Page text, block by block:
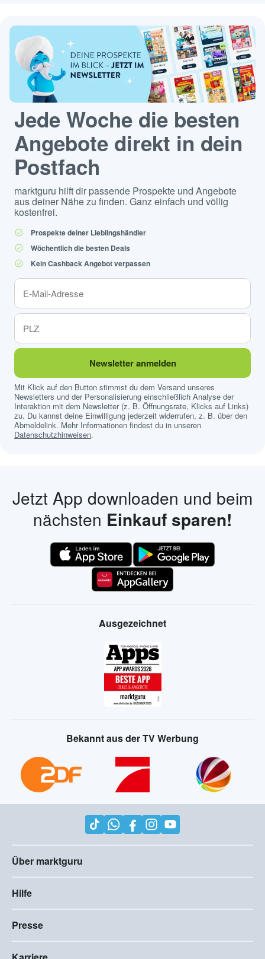
Jede Woche die besten
Angebote direkt in dein
Postfach
marktguru hilft dir passende Prospekte und Angebote
aus deiner Nähe zu finden. Ganz einfach und völlig
kostenfrei.
Prospekte deiner Lieblingshändler
Wöchentlich die besten Deals
Kein Cashback Angebot verpassen
Newsletter anmelden
Mit Klick auf den Button stimmst du dem Versand unseres
Newsletters und der Personalisierung einschließlich Analyse der
Interaktion mit dem Newsletter (z. B. Öffnungsrate, Klicks auf Links)
zu. Du kannst deine Einwilligung jederzeit widerrufen, z. B. über den
Abmeldelink. Mehr Informationen findest du in unseren
Datenschutzhinweisen.
Jetzt App downloaden und beim
nächsten Einkauf sparen!
Ausgezeichnet
Bekannt aus der TV Werbung
Über marktguru
Hilfe
Presse